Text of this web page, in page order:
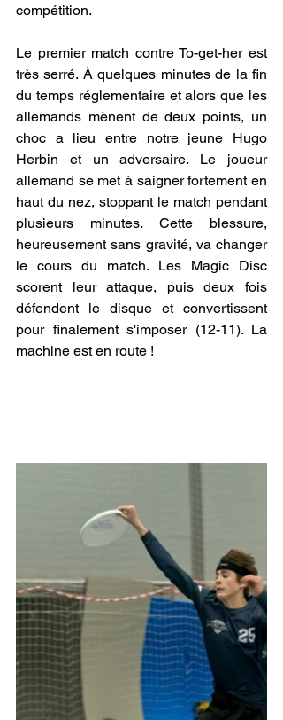
compétition.
Le premier match contre To-get-her est
très serré. À quelques minutes de la fin
du temps réglementaire et alors que les
allemands mènent de deux points, un
choc a lieu entre notre jeune Hugo
Herbin et un adversaire. Le joueur
allemand se met à saigner fortement en
haut du nez, stoppant le match pendant
plusieurs minutes. Cette blessure,
heureusement sans gravité, va changer
le cours du match. Les Magic Disc
scorent leur attaque, puis deux fois
défendent le disque et convertissent
pour finalement s'imposer (12-11). La
machine est en route !